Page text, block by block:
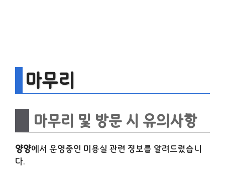
마무리
마무리 및 방문 시 유의사항
양양에서 운영중인 미용실 관련 정보를 알려드렸습니
다.